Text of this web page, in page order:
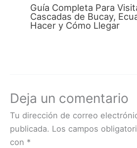
Guía Completa Para
Cascadas de Bucay,
Hacer y Cómo Llegar
Deja un comentario
Tu dirección de correo
publicada. Los campos
con *